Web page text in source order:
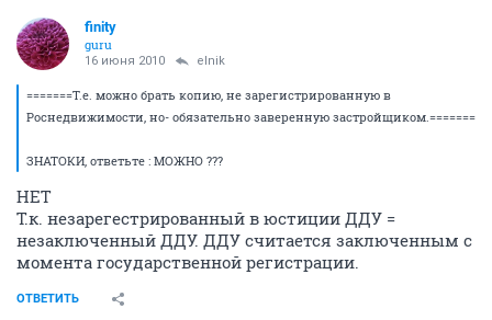
finity
guru
16 июня 2010 elnik
=======Т.е. можно брать копию, не зарегистрированную в
Роснедвижимости, но- обязательно заверенную застройщиком.=======
ЗНАТОКИ, ответьте : МОЖНО ???
НЕТ
Т.к. незарегестрированный в юстиции ДДУ =
незаключенный ДДУ. ДДУ считается заключенным с
момента государственной регистрации.
ОТВЕТИТЬ